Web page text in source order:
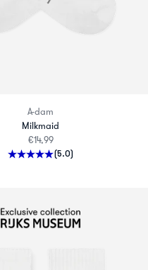
A-dam
Milkmaid
Aanbiedingsprijs
€14,99
(5.0)